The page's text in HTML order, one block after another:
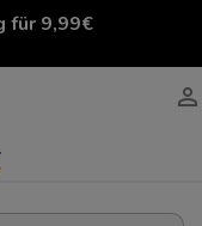
für 9,99€
